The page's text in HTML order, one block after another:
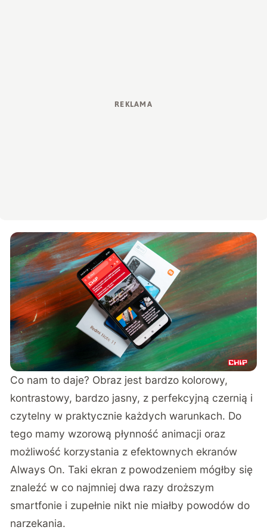
Co nam to daje? Obraz jest bardzo kolorowy,
kontrastowy, bardzo jasny, z perfekcyjną czernią i
czytelny w praktycznie każdych warunkach. Do
tego mamy wzorową płynność animacji oraz
możliwość korzystania z efektownych ekranów
Always On. Taki ekran z powodzeniem mógłby się
znaleźć w co najmniej dwa razy droższym
smartfonie i zupełnie nikt nie miałby powodów do
narzekania.